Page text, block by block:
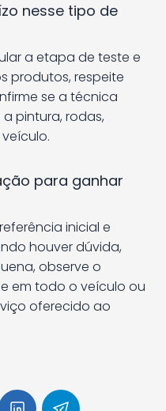
nesse tipo de
a etapa de teste e
produtos, respeite
se a técnica
pintura, rodas,
para ganhar
inicial e
houver dúvida,
observe o
em todo o veículo ou
oferecido ao